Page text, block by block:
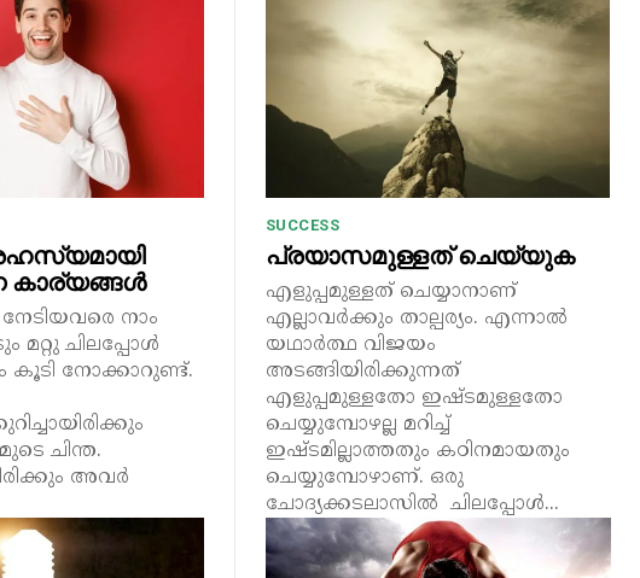
കാര്യങ്ങൾ
നാം
ചിലപ്പോൾ
നോക്കാറുണ്ട്.
ചിന്ത.
അവർ
SUCCESS
പ്രയാസമുള്ളത് ചെയ്യുക
എളുപ്പമുള്ളത് ചെയ്യാനാണ്
എല്ലാവർക്കും താല്പര്യം. എന്നാൽ
യഥാർത്ഥ വിജയം
അടങ്ങിയിരിക്കുന്നത്
എളുപ്പമുള്ളതോ ഇഷ്ടമുള്ളതോ
ചെയ്യുമ്പോഴല്ല മറിച്ച്
ഇഷ്ടമില്ലാത്തതും കഠിനമായതും
ചെയ്യുമ്പോഴാണ്. ഒരു
ചോദ്യക്കടലാസിൽ ചിലപ്പോൾ...